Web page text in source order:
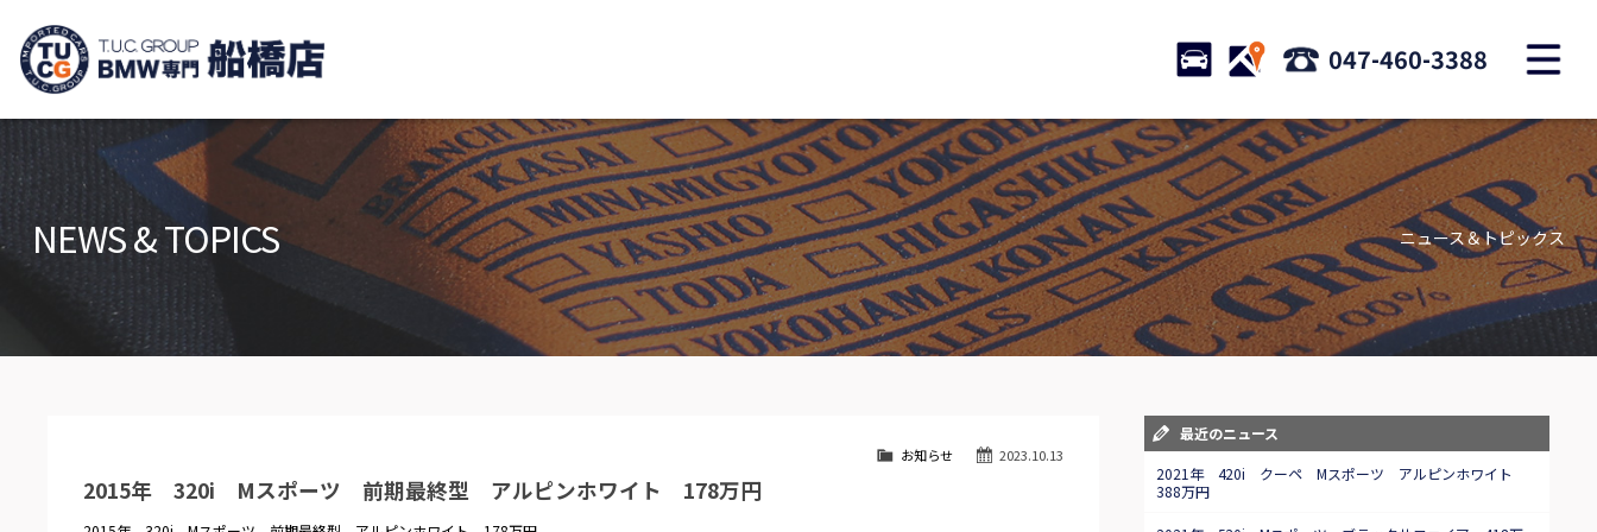
STOCK ACCESS 047-460-3388
ニュース
News and Topics
在庫リスト
Stock list
目玉車両一覧
Features Stock list
店舗紹介
Shop information
保証＆サービス
Warranty and Serivce
アクセスマップ
Access map
全国納車
Delivery service
お問い合わせ
Contact us
特別作業について
Special service
オーダーサービス
Order service
買取無料査定
Trade in
自動車保険
Car insurance
スタッフblog
会社概要
NEWS & TOPICS ニュース＆トピックス
2023.10.13
お知らせ
2015年 320i Mスポーツ 前期最終型 アルピンホワイト 178万円
最近のニュース
2021年 420i クーペ Mスポーツ アルピンホワイト
388万円